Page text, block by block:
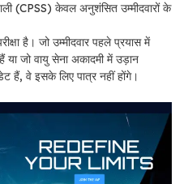
(CPSS) केवल अनुशंसित उम्मीदवारों के
है। जो उम्मीदवार पहले प्रयास में
जो वायु सेना अकादमी में उड़ान
हैं, वे इसके लिए पात्र नहीं होंगे।